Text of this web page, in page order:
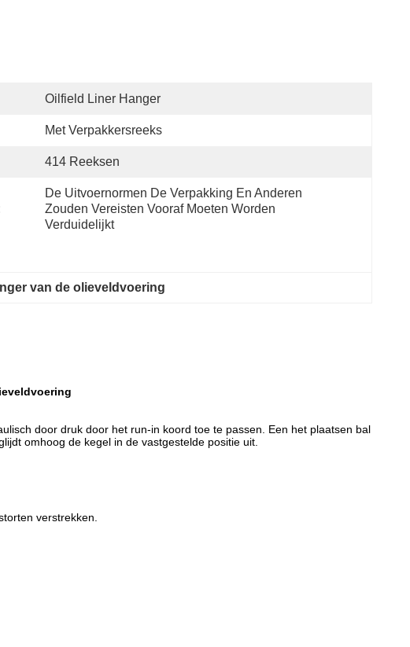
Oilfield Liner Hanger
Met Verpakkersreeks
414 Reeksen
De Uitvoernormen De Verpakking En Anderen
Zouden Vereisten Vooraf Moeten Worden
Verduidelijkt
van de olieveldvoering
door druk door het run-in koord toe te passen. Een het plaatsen bal
omhoog de kegel in de vastgestelde positie uit.
verstrekken.